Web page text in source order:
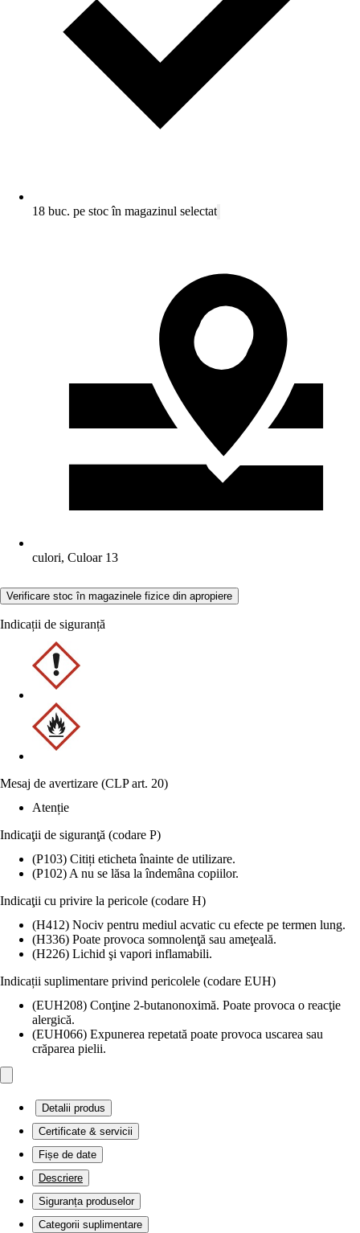
18 buc. pe stoc în magazinul selectat
culori, Culoar 13
Verificare stoc în magazinele fizice din apropiere
Indicații de siguranță
Mesaj de avertizare (CLP art. 20)
Atenție
Indicaţii de siguranţă (codare P)
(P103) Citiți eticheta înainte de utilizare.
(P102) A nu se lăsa la îndemâna copiilor.
Indicaţii cu privire la pericole (codare H)
(H412) Nociv pentru mediul acvatic cu efecte pe termen lung.
(H336) Poate provoca somnolenţă sau ameţeală.
(H226) Lichid şi vapori inflamabili.
Indicații suplimentare privind pericolele (codare EUH)
(EUH208) Conţine 2-butanonoximă. Poate provoca o reacţie
alergică.
(EUH066) Expunerea repetată poate provoca uscarea sau
crăparea pielii.
Detalii produs
Certificate & servicii
Fișe de date
Descriere
Siguranța produselor
Categorii suplimentare